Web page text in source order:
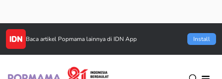
Baca artikel Popmama lainnya di IDN App Install